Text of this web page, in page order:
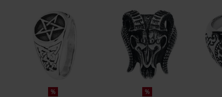
www.echt-design.de
% %